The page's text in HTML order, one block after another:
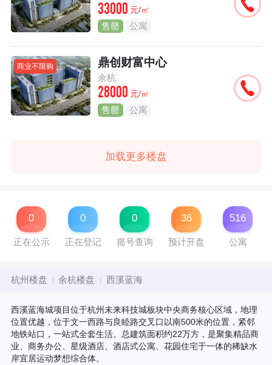
33000 元/㎡
售罄 公寓
商业不限购 鼎创财富中心
余杭
28000 元/㎡
售罄 公寓
加载更多楼盘
0
正在公示
0
正在登记
0
摇号查询
36
预计开盘
516
公寓
杭州楼盘 余杭楼盘 西溪蓝海
西溪蓝海城项目位于杭州未来科技城板块中央商务核心区域，地理
位置优越，位于文一西路与良睦路交叉口以南500米的位置，紧邻
地铁站口，一站式全套生活。总建筑面积约22万方，是聚集精品商
业、商务办公、星级酒店、酒店式公寓、花园住宅于一体的稀缺水
岸宜居运动梦想综合体。